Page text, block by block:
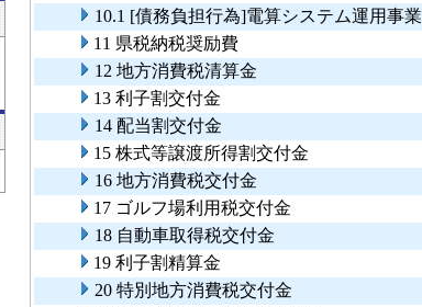
10.1 [債務負担行為]電算システム運用事業
11 県税納税奨励費
12 地方消費税清算金
13 利子割交付金
14 配当割交付金
15 株式等譲渡所得割交付金
16 地方消費税交付金
17 ゴルフ場利用税交付金
18 自動車取得税交付金
19 利子割精算金
20 特別地方消費税交付金